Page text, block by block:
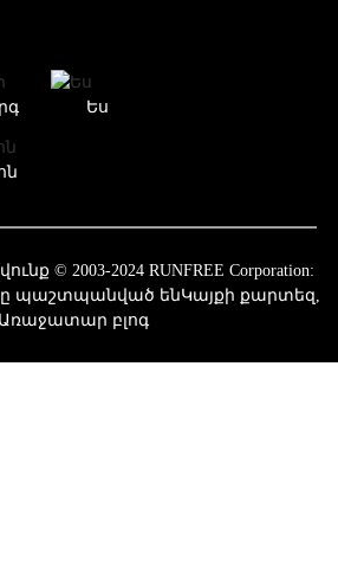
Ես
© 2003-2024 RUNFREE Corporation:
պաշտպանված ենԿայքի քարտեզ,
Առաջատար բլոգ